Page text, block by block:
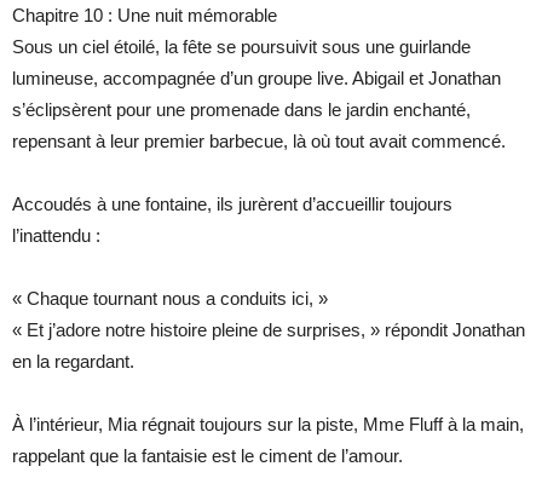
Chapitre 10 : Une nuit mémorable
Sous un ciel étoilé, la fête se poursuivit sous une guirlande
lumineuse, accompagnée d’un groupe live. Abigail et Jonathan
s’éclipsèrent pour une promenade dans le jardin enchanté,
repensant à leur premier barbecue, là où tout avait commencé.
Accoudés à une fontaine, ils jurèrent d’accueillir toujours
l’inattendu :
« Chaque tournant nous a conduits ici, »
« Et j’adore notre histoire pleine de surprises, » répondit Jonathan
en la regardant.
À l’intérieur, Mia régnait toujours sur la piste, Mme Fluff à la main,
rappelant que la fantaisie est le ciment de l’amour.